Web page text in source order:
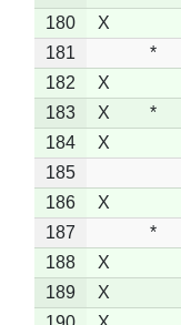
180 X
181
*
182
X
183
X *
184
X
185
186
X
187
*
188
X
189
X